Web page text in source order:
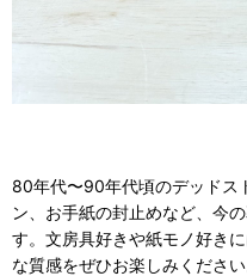
80年代〜90年代頃のデッドス
ン、お手紙の封止めなど、今
す。文房具好きや紙モノ好き
な質感をぜひお楽しみください